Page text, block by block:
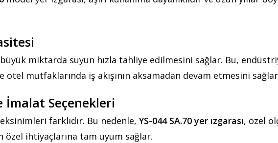
büyük miktarda suyun hızla tahliye edilmesini sağlar. Bu,
mutfaklarında iş akışının aksamadan devam etmesini
İmalat Seçenekleri
farklıdır. Bu nedenle, YS-044 SA.70 yer ızgarası, özel
ihtiyaçlarına tam uyum sağlar.